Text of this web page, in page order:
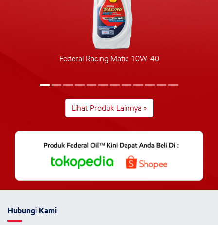
Federal Racing Matic 10W-40
Lihat Produk Lainnya »
Hubungi Kami